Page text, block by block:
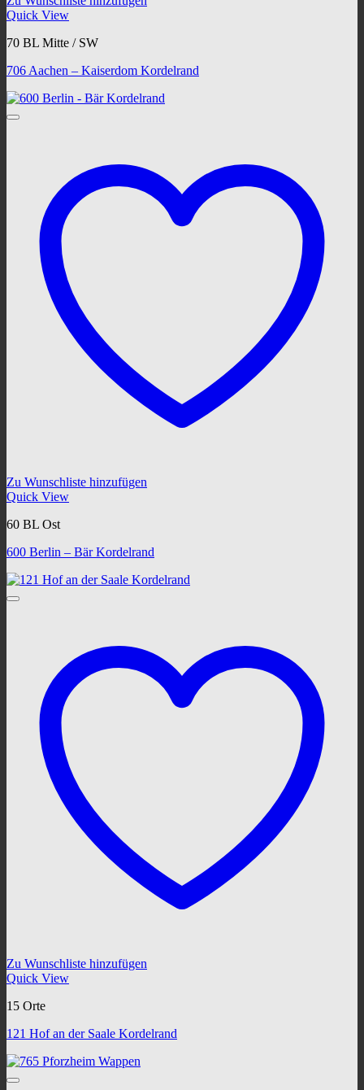
Quick View
70 BL Mitte / SW
706 Aachen – Kaiserdom Kordelrand
Zu Wunschliste hinzufügen
Quick View
60 BL Ost
600 Berlin – Bär Kordelrand
Zu Wunschliste hinzufügen
Quick View
15 Orte
121 Hof an der Saale Kordelrand